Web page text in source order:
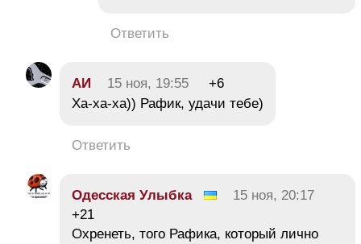
Ответить
АИ 15 ноя, 19:55
+6
Ха-ха-ха)) Рафик, удачи тебе)
Ответить
Одесская Улыбка
15 ноя, 20:17
+21
Охренеть, того Рафика, который лично